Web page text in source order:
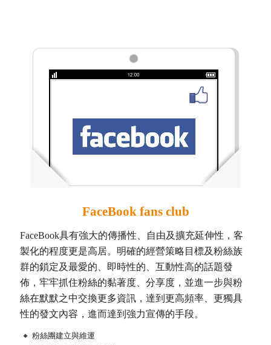
FaceBook fans club
FaceBook具有強大的傳播性、自由及擴充延伸性，客
製化的程度更是高居。明確的經營策略目標及粉絲族
群的鎖定及最愛的、即時性的、互動性高的話題發
佈，牢牢抓住粉絲的黏著度、分享度，並進一步與粉
絲在默默之中交換更多資訊，達到更高頻率、更獨具
性的發文內容，進而達到強力宣傳的手段。
粉絲團建立與維運